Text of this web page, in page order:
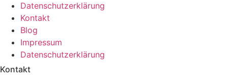
Datenschutzerklärung
Kontakt
Blog
Impressum
Datenschutzerklärung
Kontakt